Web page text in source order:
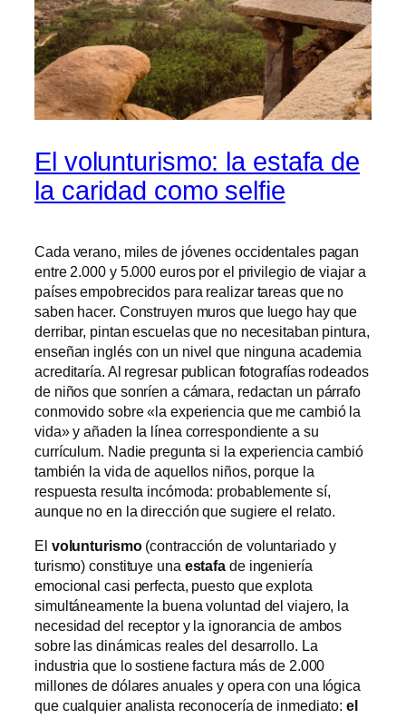
El volunturismo: la estafa de
la caridad como selfie
Cada verano, miles de jóvenes occidentales pagan
entre 2.000 y 5.000 euros por el privilegio de viajar a
países empobrecidos para realizar tareas que no
saben hacer. Construyen muros que luego hay que
derribar, pintan escuelas que no necesitaban pintura,
enseñan inglés con un nivel que ninguna academia
acreditaría. Al regresar publican fotografías rodeados
de niños que sonríen a cámara, redactan un párrafo
conmovido sobre «la experiencia que me cambió la
vida» y añaden la línea correspondiente a su
currículum. Nadie pregunta si la experiencia cambió
también la vida de aquellos niños, porque la
respuesta resulta incómoda: probablemente sí,
aunque no en la dirección que sugiere el relato.
El volunturismo(contracción de voluntariado y
turismo) constituye una estafa de ingeniería
emocional casi perfecta, puesto que explota
simultáneamente la buena voluntad del viajero, la
necesidad del receptor y la ignorancia de ambos
sobre las dinámicas reales del desarrollo. La
industria que lo sostiene factura más de 2.000
millones de dólares anuales y opera con una lógica
que cualquier analista reconocería de inmediato:el